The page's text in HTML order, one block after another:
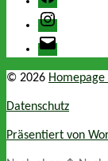
Instagram
E-
Mail
© 2026
Datenschutz
Präsentiert von